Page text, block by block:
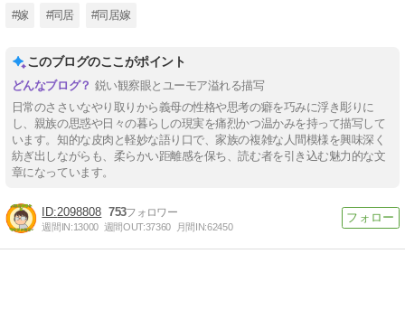
#嫁 #同居 #同居嫁
このブログのここがポイント
鋭い観察眼とユーモア溢れる描写
日常のささいなやり取りから義母の性格や思考の癖を巧みに浮き彫りに
し、親族の思惑や日々の暮らしの現実を痛烈かつ温かみを持って描写して
います。知的な皮肉と軽妙な語り口で、家族の複雑な人間模様を興味深く
紡ぎ出しながらも、柔らかい距離感を保ち、読む者を引き込む魅力的な文
章になっています。
2098808 753
週間IN:13000 週間OUT:37360 月間IN:62450